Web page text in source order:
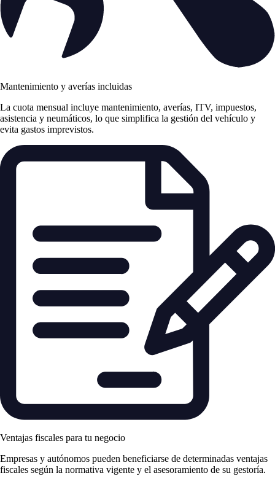
Mantenimiento y averías incluidas
La cuota mensual incluye mantenimiento, averías, ITV, impuestos,
asistencia y neumáticos, lo que simplifica la gestión del vehículo y
evita gastos imprevistos.
Ventajas fiscales para tu negocio
Empresas y autónomos pueden beneficiarse de determinadas ventajas
fiscales según la normativa vigente y el asesoramiento de su gestoría.